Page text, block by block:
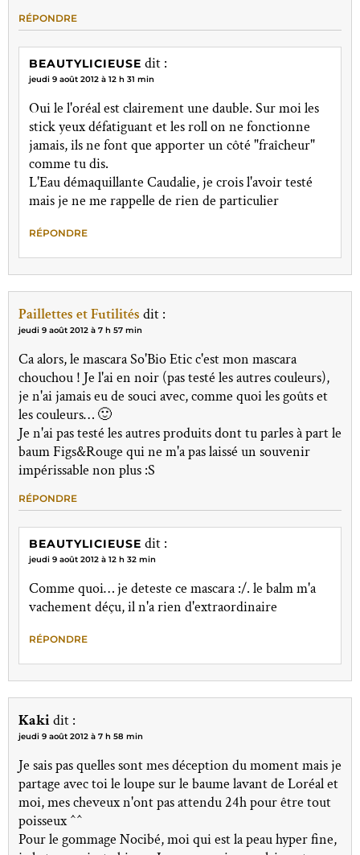
RÉPONDRE
BEAUTYLICIEUSE dit :
jeudi 9 août 2012 à 12 h 31 min
Oui le l'oréal est clairement une dauble. Sur moi les
stick yeux défatiguant et les roll on ne fonctionne
jamais, ils ne font que apporter un côté "fraîcheur"
comme tu dis.
L'Eau démaquillante Caudalie, je crois l'avoir testé
mais je ne me rappelle de rien de particulier
RÉPONDRE
Paillettes et Futilités dit :
jeudi 9 août 2012 à 7 h 57 min
Ca alors, le mascara So'Bio Etic c'est mon mascara
chouchou ! Je l'ai en noir (pas testé les autres couleurs),
je n'ai jamais eu de souci avec, comme quoi les goûts et
les couleurs… 🙂
Je n'ai pas testé les autres produits dont tu parles à part le
baum Figs&Rouge qui ne m'a pas laissé un souvenir
impérissable non plus :S
RÉPONDRE
BEAUTYLICIEUSE dit :
jeudi 9 août 2012 à 12 h 32 min
Comme quoi… je deteste ce mascara :/. le balm m'a
vachement déçu, il n'a rien d'extraordinaire
RÉPONDRE
Kakidit :
jeudi 9 août 2012 à 7 h 58 min
Je sais pas quelles sont mes déception du moment mais je
partage avec toi le loupe sur le baume lavant de Loréal et
moi, mes cheveux n'ont pas attendu 24h pour être tout
poisseux ^^
Pour le gommage Nocibé, moi qui est la peau hyper fine,